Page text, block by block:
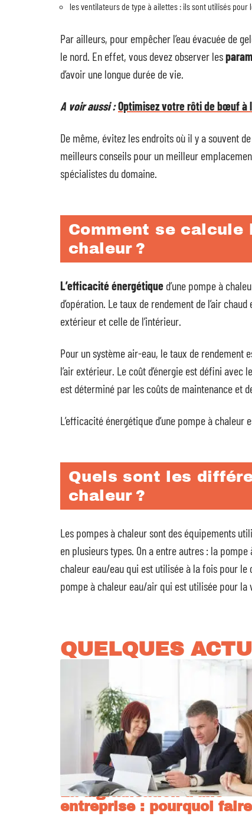
les ventilateurs de type à ailettes : ils sont utilisés
Par ailleurs, pour empêcher l’eau évacuée de
le nord. En effet, vous devez observer les
d’avoir une longue durée de vie.
A voir aussi :Optimisez votre rôti de bœuf à
De même, évitez les endroits où il y a souvent
meilleurs conseils pour un meilleur
spécialistes du domaine.
Comment se calcule
chaleur ?
L’efficacité énergétique d’une pompe à
d’opération. Le taux de rendement de l’air
extérieur et celle de l’intérieur.
Pour un système air-eau, le taux de rendement
l’air extérieur. Le coût d’énergie est défini
est déterminé par les coûts de maintenance et
L’efficacité énergétique d’une pompe à chaleur
Quels sont les
chaleur ?
Les pompes à chaleur sont des équipements
en plusieurs types. On a entre autres : la
chaleur eau/eau qui est utilisée à la fois pour
pompe à chaleur eau/air qui est utilisée pour
QUELQUES
La digitalisation d’une
entreprise : pourquoi